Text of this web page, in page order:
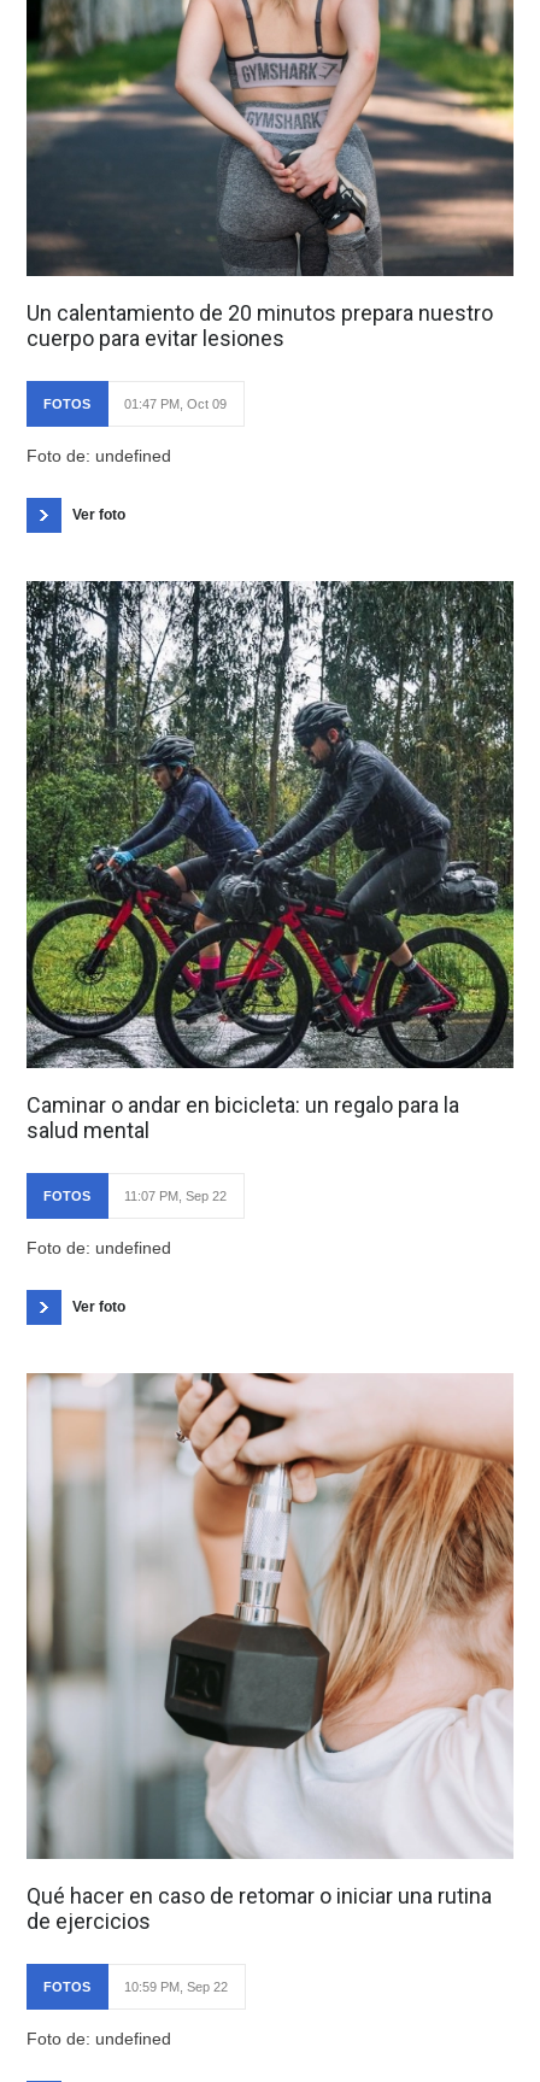
Un calentamiento de 20 minutos prepara nuestro
cuerpo para evitar lesiones
FOTOS 01:47 PM, Oct 09
Foto de: undefined
Ver foto
Caminar o andar en bicicleta: un regalo para la
salud mental
FOTOS 11:07 PM, Sep 22
Foto de: undefined
Ver foto
Qué hacer en caso de retomar o iniciar una rutina
de ejercicios
FOTOS 10:59 PM, Sep 22
Foto de: undefined